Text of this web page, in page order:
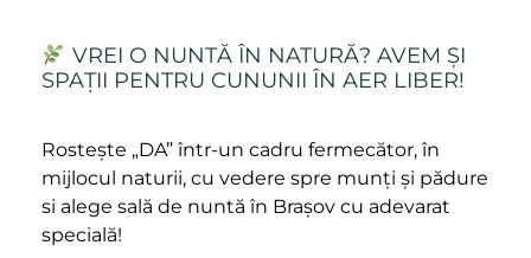
VREI O NUNTĂ ÎN NATURĂ? AVEM ȘI
SPAȚII PENTRU CUNUNII ÎN AER LIBER!
Rostește „DA” într-un cadru fermecător, în
mijlocul naturii, cu vedere spre munți și pădure
si alege sală de nuntă în Brașov cu adevarat
specială!